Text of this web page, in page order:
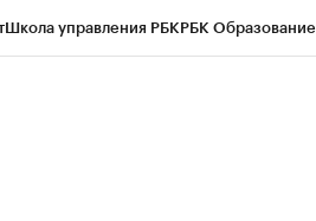
Школа управления РБКРБК Образование